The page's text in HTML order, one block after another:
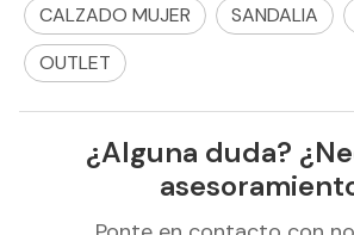
CALZADO MUJER
SANDALIA
OUTLET
¿Alguna duda?